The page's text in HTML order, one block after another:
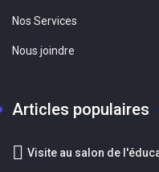
Nos Services
Nous joindre
Articles populaires
Visite au salon de